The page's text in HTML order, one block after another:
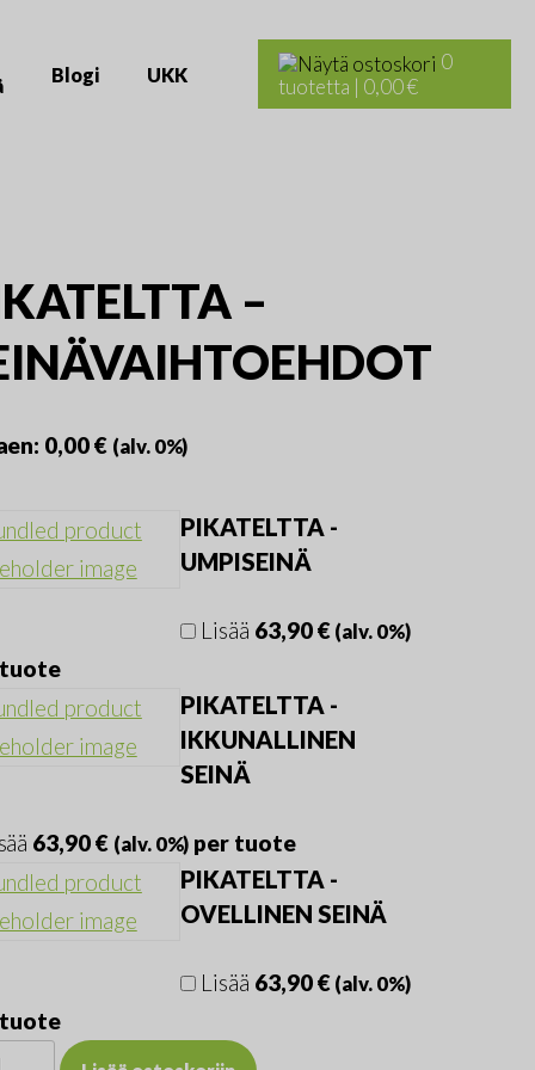
Blogi UKK
Haku:
0
tuotetta | 0,00 €
–
0,00€ (alv. 0%)
PIKATELTTA -
UMPISEINÄ
Lisää 63,90€ (alv. 0%)
PIKATELTTA -
IKKUNALLINEN
SEINÄ
63,90€ (alv. 0%) per tuote
PIKATELTTA -
OVELLINEN SEINÄ
Lisää 63,90€ (alv. 0%)